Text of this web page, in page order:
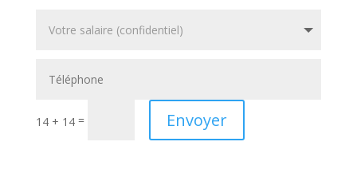
14 + 14= Envoyer